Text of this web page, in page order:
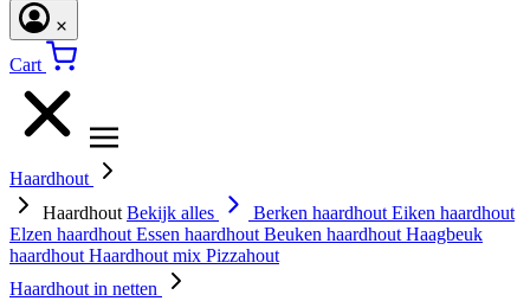
Cart
Haardhout
Haardhout Bekijk alles Berken haardhout Eiken haardhout
Elzen haardhout Essen haardhout Beuken haardhout Haagbeuk
haardhout Haardhout mix Pizzahout
Haardhout in netten